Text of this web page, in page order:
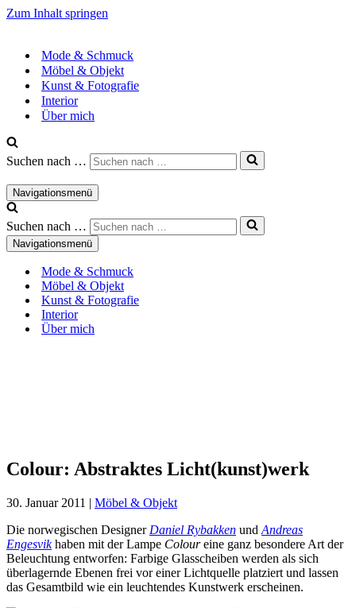
Zum Inhalt springen
Mode & Schmuck
Möbel & Objekt
Kunst & Fotografie
Interior
Über mich
Suchen nach …
Navigationsmenü
Suchen nach …
Navigationsmenü
Mode & Schmuck
Möbel & Objekt
Kunst & Fotografie
Interior
Über mich
Colour: Abstraktes Licht(kunst)werk
30. Januar 2011 | Möbel & Objekt
Die norwegischen Designer Daniel Rybakken und Andreas
Engesvikhaben mit der Lampe Coloureine ganz besondere Art der
Beleuchtung entworfen: Farbige Glasscheiben werden als sich
überlagernde Ebenen frei vor einer Lichtquelle platziert und lassen
das Gesamtbild wie ein leuchtendes Kunstwerk erscheinen.